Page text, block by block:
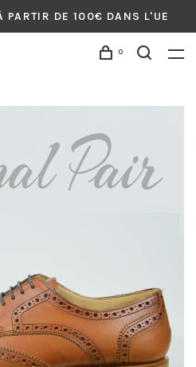
PARTIR DE 100€ DANS L'UE
0